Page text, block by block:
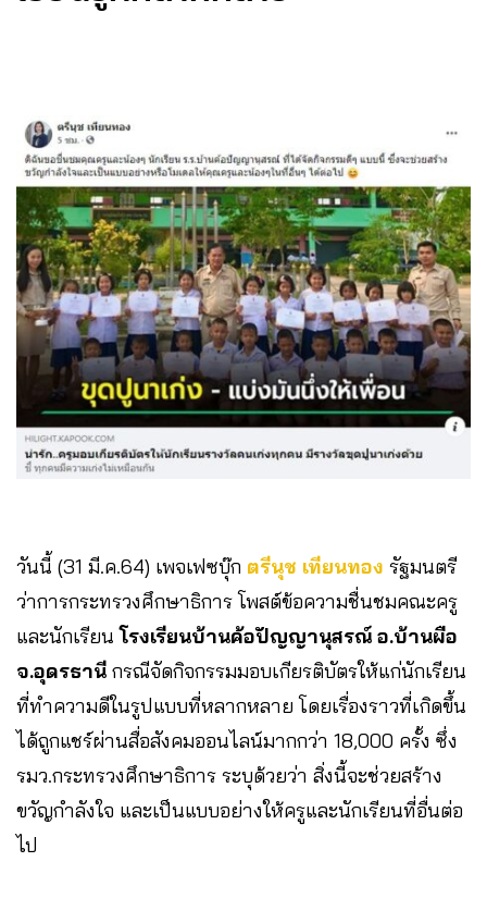
วันนี้ (31 มี.ค.64) เพจเฟซบุ๊ก ตรีนุช เทียนทอง รัฐมนตรี
ว่าการกระทรวงศึกษาธิการ โพสต์ข้อความชื่นชมคณะครู
และนักเรียนโรงเรียนบ้านค้อปัญญานุสรณ์ อ.บ้านผือ
จ.อุดรธานี กรณีจัดกิจกรรมมอบเกียรติบัตรให้แก่นักเรียน
ที่ทำความดีในรูปแบบที่หลากหลาย โดยเรื่องราวที่เกิดขึ้น
ได้ถูกแชร์ผ่านสื่อสังคมออนไลน์มากกว่า 18,000 ครั้ง ซึ่ง
รมว.กระทรวงศึกษาธิการ ระบุด้วยว่า สิ่งนี้จะช่วยสร้าง
ขวัญกำลังใจ และเป็นแบบอย่างให้ครูและนักเรียนที่อื่นต่อ
ไป